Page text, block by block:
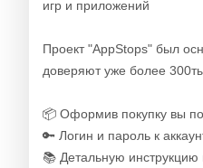
игр и приложений
Проект "AppStops" был
доверяют уже более
📦 Оформив покупку вы
🔑 Логин и пароль к
📚 Детальную инструкцию